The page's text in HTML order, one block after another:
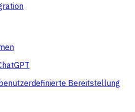
Bereitstellung